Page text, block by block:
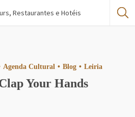
Agenda Cultural Blog Leiria
Your Hands